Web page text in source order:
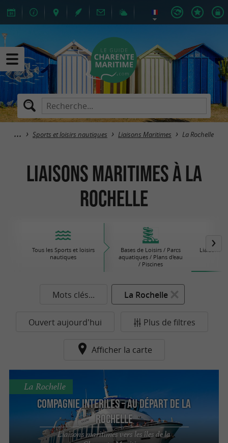
Sports et loisirs nautiques Liaisons Maritimes La Rochelle
Liaisons Maritimes à La
Rochelle
Tous les Sports et loisirs
nautiques
Bases de Loisirs / Parcs
aquatiques / Plans d'eau
/ Piscines
Liaisons
Mots clés... La Rochelle
Ouvert aujourd'hui Plus de filtres
Afficher la carte
Compagnie interîles – Au départ de La
Rochelle
Liaisons maritimes vers les îles de la
La Rochelle